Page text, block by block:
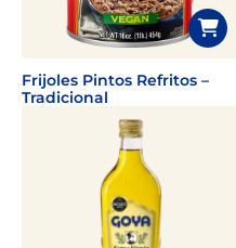
Frijoles Pintos Refritos –
Tradicional